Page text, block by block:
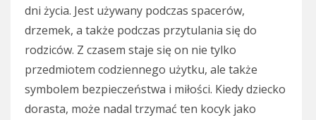
dni życia. Jest używany podczas spacerów,
drzemek, a także podczas przytulania się do
rodziców. Z czasem staje się on nie tylko
przedmiotem codziennego użytku, ale także
symbolem bezpieczeństwa i miłości. Kiedy dziecko
dorasta, może nadal trzymać ten kocyk jako